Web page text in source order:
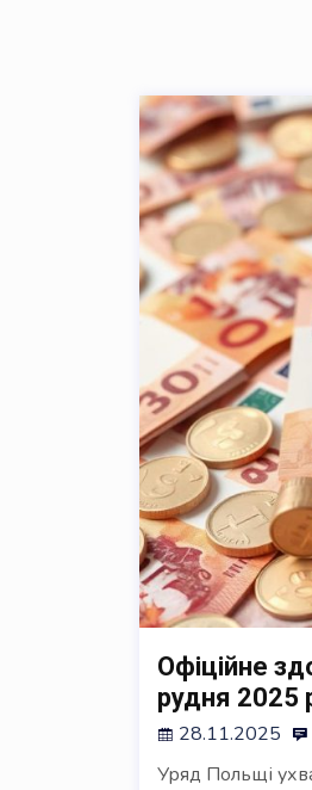
Офіційне
рудня 2025
28.11.2025
Уряд Польщі